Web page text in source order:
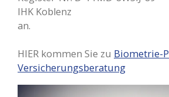
IHK Koblenz
an.
HIER kommen Sie zu Biometrie-
Versicherungsberatung